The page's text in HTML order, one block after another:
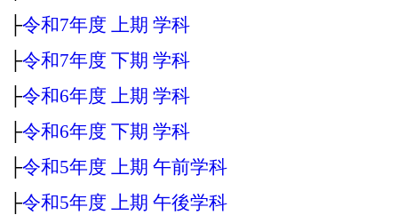
├令和7年度 上期 学科
├令和7年度 下期 学科
├令和6年度 上期 学科
├令和6年度 下期 学科
├令和5年度 上期 午前学科
├令和5年度 上期 午後学科